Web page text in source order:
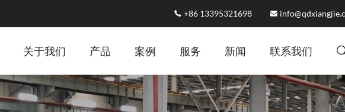
+86 13395321698
关于我们 产品 案例 服务 新闻 联系我们